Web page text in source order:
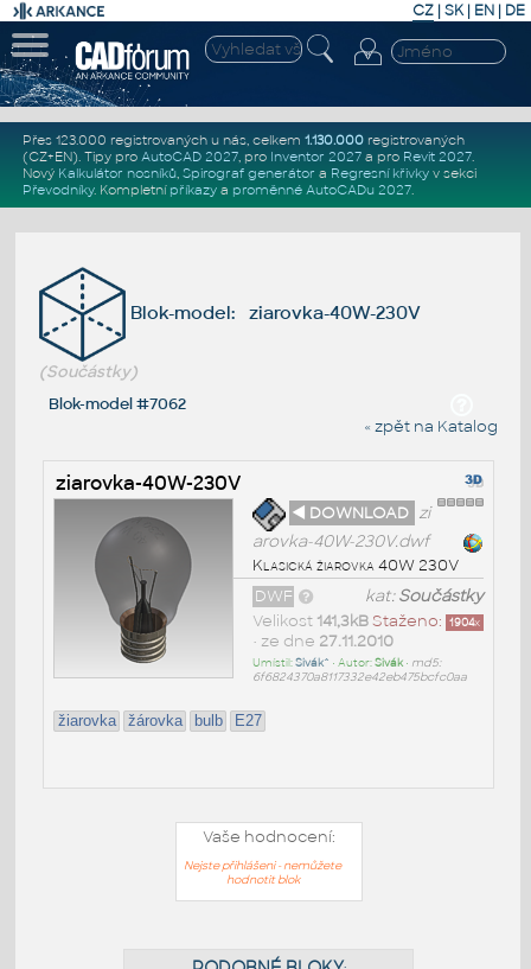
CZ | SK| EN | DE
Přes 123.000 registrovaných u nás, celkem 1.130.000registrovaných
(CZ+EN). Tipy pro AutoCAD 2027, pro Inventor 2027a pro Revit 2027.
Nový Kalkulátor nosníků, Spirograf generátor a Regresní křivkyv sekci
Převodníky. Kompletní příkazya proměnné AutoCADu 2027.
Blok-model: ziarovka-40W-230V
(Součástky)
Blok-model #7062
« zpět na Katalog
ziarovka-40W-230V
◄ DOWNLOAD zi
arovka-40W-230V.dwf
Klasická žiarovka 40W 230V
kat:Součástky
DWF
Staženo: 1904x
Velikost 141,3kB
• ze dne 27.11.2010
Umístil:Sivák^ • Autor:Sivák• md5:
6f6824370a8117332e42eb475bcfc0aa
žiarovka žárovka bulb E27
Vaše hodnocení:
Nejste přihlášeni - nemůžete
hodnotit blok